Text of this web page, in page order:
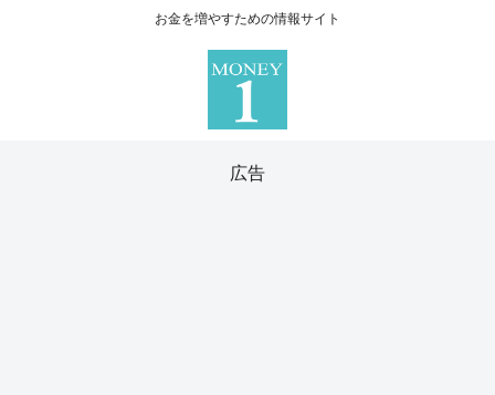
お金を増やすための情報サイト
広告